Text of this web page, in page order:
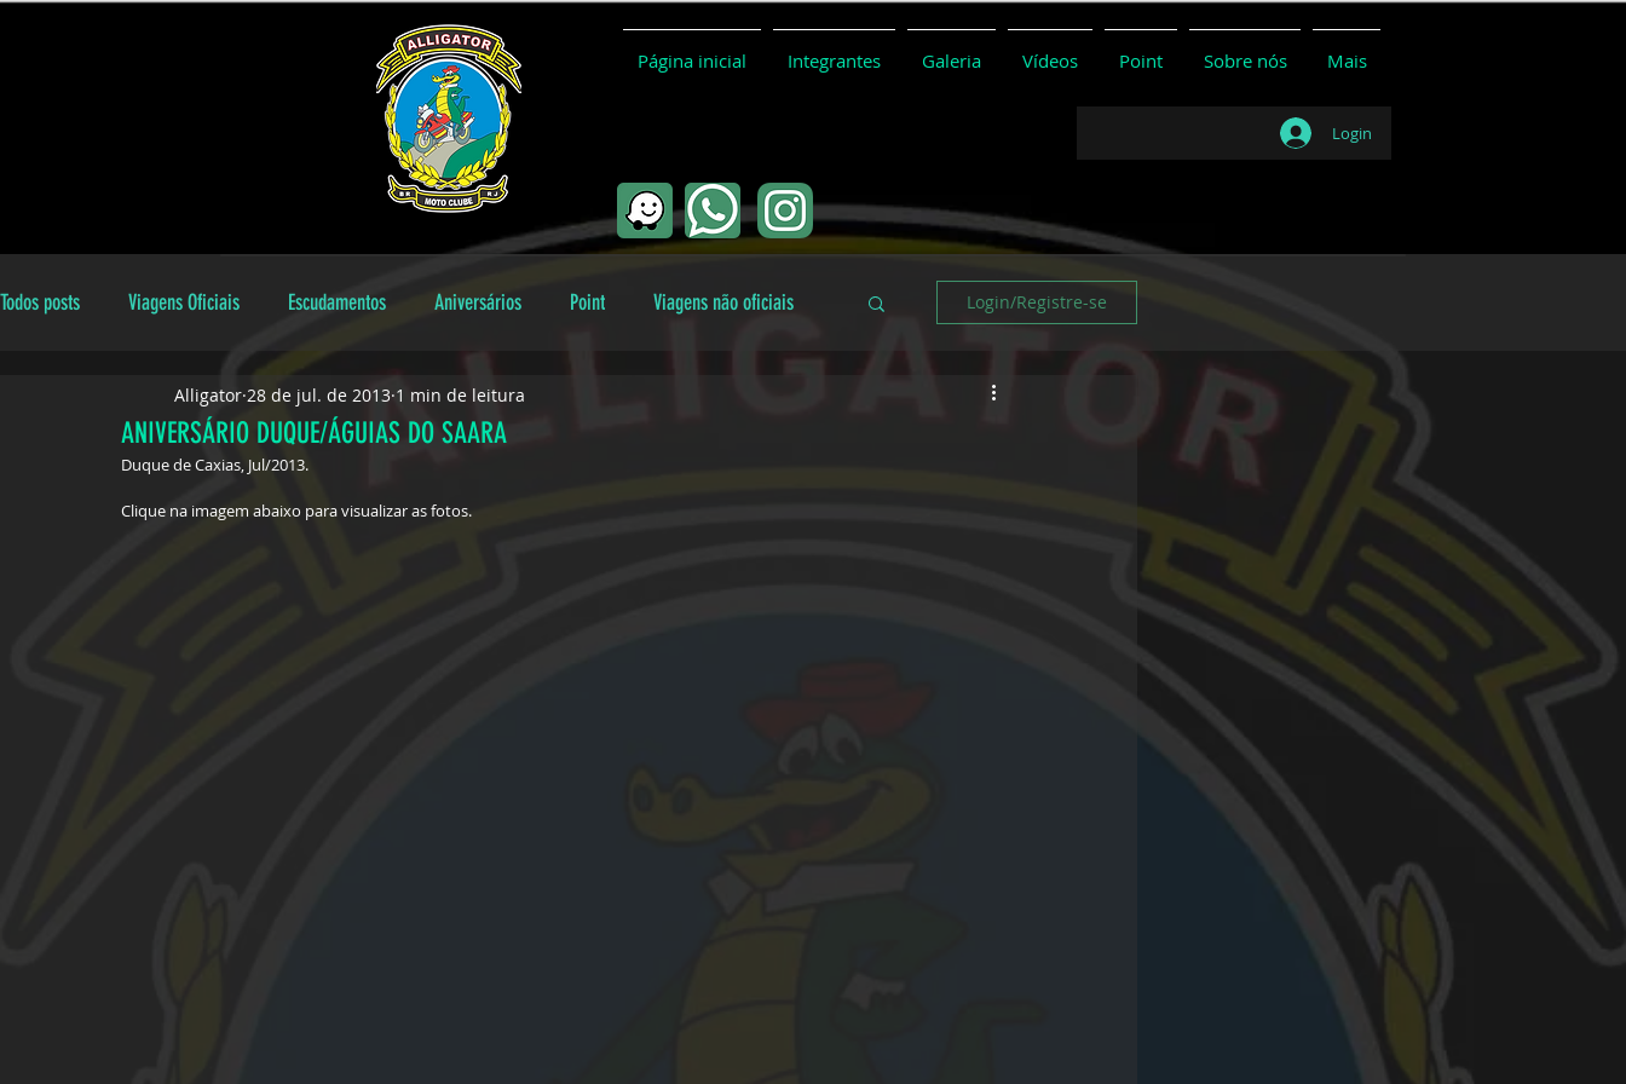
Página inicial Integrantes Galeria Vídeos Point Sobre nós Mais
Login
Todos posts Viagens Oficiais Escudamentos Aniversários Point Viagens não oficiais
Aniversariantes galeria Dicas
Login/Registre-se
ANIVERSÁRIO DUQUE/ÁGUIAS DO SAARA
Alligator 28 de jul. de 2013 1 min de leitura
Duque de Caxias, Jul/2013.
Clique na imagem abaixo para visualizar as fotos.